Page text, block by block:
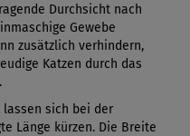
Durchsicht nach
Gewebe
zusätzlich verhindern,
Katzen durch das
lassen sich bei der
Länge kürzen. Die Breite